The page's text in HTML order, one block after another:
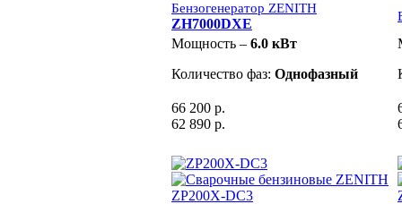
Бензогенератор ZENITH
ZH7000DXE
Мощность – 6.0 кВт
Количество фаз: Однофазный
66 200 р.
62 890 р.